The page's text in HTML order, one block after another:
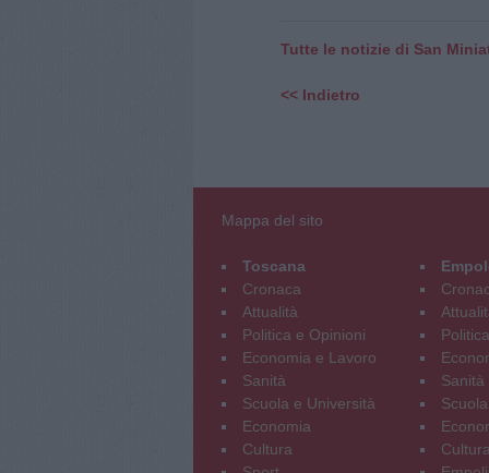
Tutte le notizie di San
<< Indietro
Mappa del sito
Toscana
Cronaca
Attualità
Politica e Opinioni
Economia e Lavoro
Sanità
Scuola e Università
Economia
Cultura
Sanità